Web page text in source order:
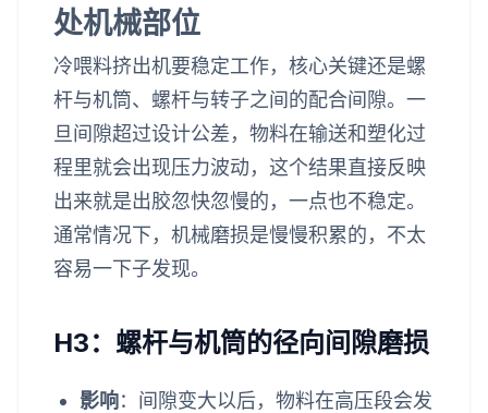
处机械部位
冷喂料挤出机要稳定工作，核心关键还是螺
杆与机筒、螺杆与转子之间的配合间隙。一
旦间隙超过设计公差，物料在输送和塑化过
程里就会出现压力波动，这个结果直接反映
出来就是出胶忽快忽慢的，一点也不稳定。
通常情况下，机械磨损是慢慢积累的，不太
容易一下子发现。
H3：螺杆与机筒的径向间隙磨损
影响：间隙变大以后，物料在高压段会发